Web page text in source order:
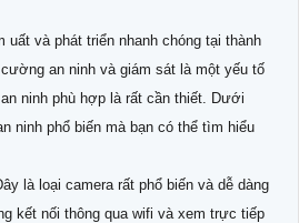
uất và phát triển nhanh chóng tại thành
an ninh và giám sát là một yếu tố
ninh phù hợp là rất cần thiết. Dưới
ninh phổ biến mà bạn có thể tìm hiểu
là loại camera rất phổ biến và dễ dàng
kết nối thông qua wifi và xem trực tiếp